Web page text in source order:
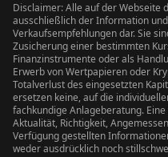
Disclaimer: Alle auf der Webseite
ausschließlich der Information
Verkaufsempfehlungen dar. Sie
Zusicherung einer bestimmten
Finanzinstrumente oder als
Erwerb von Wertpapieren oder
Totalverlust des eingesetzten
ersetzen keine, auf die
fachkundige Anlageberatung.
Aktualität, Richtigkeit,
Verfügung gestellten
weder ausdrücklich noch